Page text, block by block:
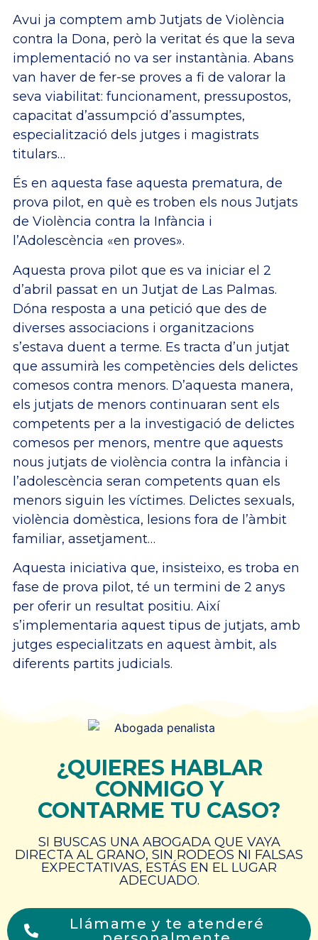
Avui ja comptem amb Jutjats de Violència
contra la Dona, però la veritat és que la seva
implementació no va ser instantània. Abans
van haver de fer-se proves a fi de valorar la
seva viabilitat: funcionament, pressupostos,
capacitat d’assumpció d’assumptes,
especialització dels jutges i magistrats
titulars…
És en aquesta fase aquesta prematura, de
prova pilot, en què es troben els nous Jutjats
de Violència contra la Infància i
l’Adolescència «en proves».
Aquesta prova pilot que es va iniciar el 2
d’abril passat en un Jutjat de Las Palmas.
Dóna resposta a una petició que des de
diverses associacions i organitzacions
s’estava duent a terme. Es tracta d’un jutjat
que assumirà les competències dels delictes
comesos contra menors. D’aquesta manera,
els jutjats de menors continuaran sent els
competents per a la investigació de delictes
comesos per menors, mentre que aquests
nous jutjats de violència contra la infància i
l’adolescència seran competents quan els
menors siguin les víctimes. Delictes sexuals,
violència domèstica, lesions fora de l’àmbit
familiar, assetjament…
Aquesta iniciativa que, insisteixo, es troba en
fase de prova pilot, té un termini de 2 anys
per oferir un resultat positiu. Així
s’implementaria aquest tipus de jutjats, amb
jutges especialitzats en aquest àmbit, als
diferents partits judicials.
¿QUIERES HABLAR
CONMIGO Y
CONTARME TU CASO?
SI BUSCAS UNA ABOGADA QUE VAYA
DIRECTA AL GRANO, SIN RODEOS NI FALSAS
EXPECTATIVAS, ESTÁS EN EL LUGAR
ADECUADO.
Llámame y te atenderé